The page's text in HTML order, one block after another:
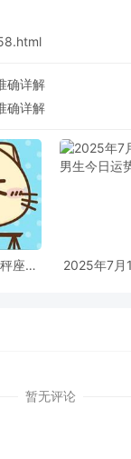
确详解
确详解
座女
2025年7月
暂无评论